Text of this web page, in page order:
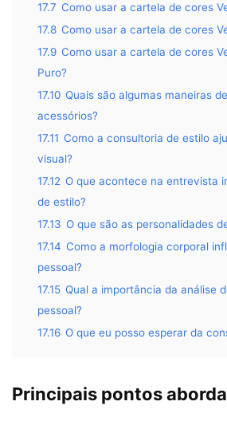
17.7 Como usar a cartela de cores
17.8 Como usar a cartela de cores
17.9 Como usar a cartela de cores
Puro?
17.10 Quais são algumas maneiras
acessórios?
17.11 Como a consultoria de estilo
visual?
17.12 O que acontece na entrevista
de estilo?
17.13 O que são as personalidades
17.14 Como a morfologia corporal
pessoal?
17.15 Qual a importância da análise
pessoal?
17.16 O que eu posso esperar da
Principais pontos